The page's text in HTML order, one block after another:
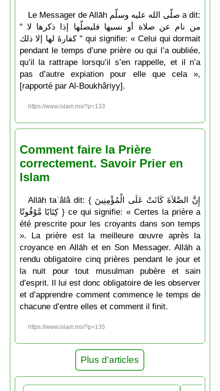
Le Messager de Allāh صلّى الله عليه وسلّم a dit:
" من نام عن صلاة أو نسيها فليصلّها إذا ذكرها لا
كفارةَ لها إلا ذلك " qui signifie: « Celui qui dormait
pendant le temps d’une prière ou qui l’a oubliée,
qu’il la rattrape lorsqu’il s’en rappelle, et il n’a
pas d’autre expiation pour elle que cela »,
[rapporté par Al-Boukhâriyy].
https://www.islam.ms/?p=133
Comment faire la Prière
correctement. Savoir Prier en
Islam
Allāh taʿâlâ dit: { إِنَّ الصَّلاَةَ كَانَتْ عَلَى الْمُؤْمِنِينَ
كِتَابًا مَّوْقُوتًا } ce qui signifie: « Certes la prière a
été prescrite pour les croyants dans son temps
». La prière est la meilleure œuvre après la
croyance en Allāh et en Son Messager. Allāh a
rendu obligatoire cinq prières pendant le jour et
la nuit pour tout musulman pubère et sain
d’esprit. Il lui est donc obligatoire de les observer
et d’apprendre comment commence le temps de
chacune d’entre elles et comment il finit.
https://www.islam.ms/?p=135
Plus d'articles